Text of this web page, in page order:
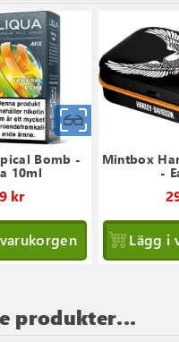
Bomb -
10ml
kr
Mintbox
-
Lägg i
produkter...